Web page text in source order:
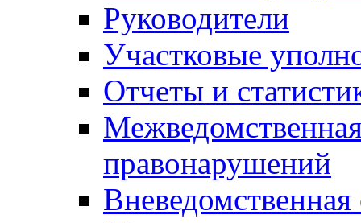
Руководители
Участковые
Отчеты и
правонарушений
Вневедомственная